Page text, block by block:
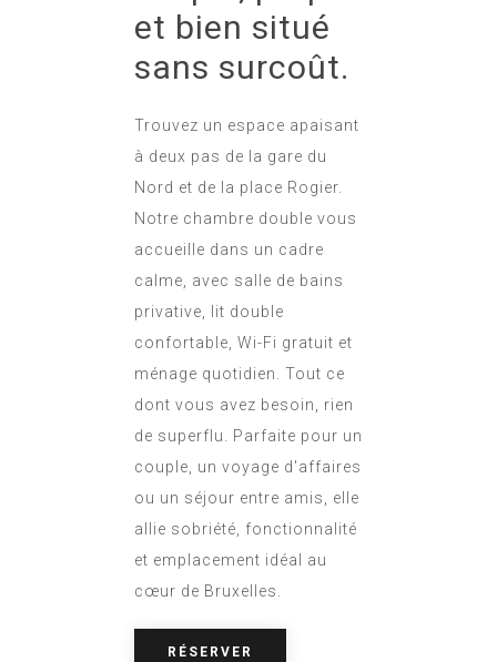
et bien situé
sans surcoût.
Trouvez un espace apaisant
à deux pas de la gare du
Nord et de la place Rogier.
Notre chambre double vous
accueille dans un cadre
calme, avec salle de bains
privative, lit double
confortable, Wi-Fi gratuit et
ménage quotidien. Tout ce
dont vous avez besoin, rien
de superflu. Parfaite pour un
couple, un voyage d'affaires
ou un séjour entre amis, elle
allie sobriété, fonctionnalité
et emplacement idéal au
cœur de Bruxelles.
RÉSERVER